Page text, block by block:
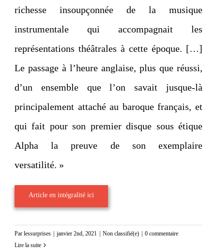
richesse insoupçonnée de la musique
instrumentale qui accompagnait les
représentations théâtrales à cette époque. […]
Le passage à l’heure anglaise, plus que réussi,
d’un ensemble que l’on savait jusque-là
principalement attaché au baroque français, et
qui fait pour son premier disque sous étique
Alpha la preuve de son exemplaire
versatilité. »
Article en intégralité ici
Par lessurprises janvier 2nd, 2021 Non classifié(e)
0 commentaire
Lire la suite